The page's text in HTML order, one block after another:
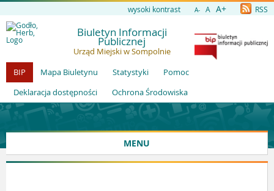
wysoki kontrast A- A A+ RSS
Biuletyn Informacji
Publicznej
Urząd Miejski w Sompolnie
BIP
Mapa Biuletynu Statystyki
Pomoc
Deklaracja dostępności
Ochrona Środowiska
MENU